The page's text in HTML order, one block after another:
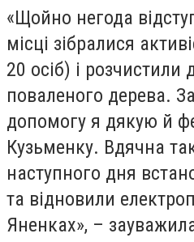
«Щойно негода
місці зібралися
20 осіб) і розчистили
поваленого дерева.
допомогу я дякую й
Кузьменку. Вдячна
наступного дня
та відновили
Яненках», –